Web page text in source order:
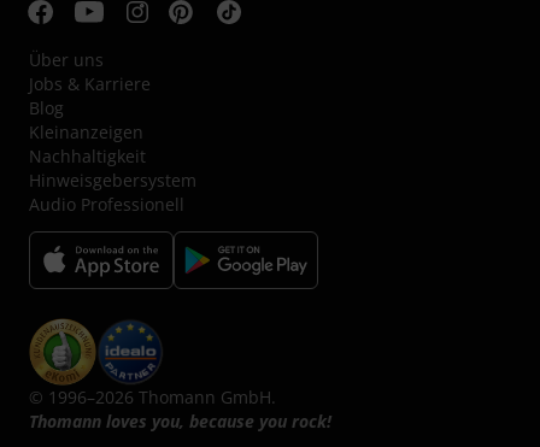
Über uns
Jobs & Karriere
Blog
Kleinanzeigen
Nachhaltigkeit
Hinweisgebersystem
Audio Professionell
© 1996–2026 Thomann GmbH.
Thomann loves you, because you rock!